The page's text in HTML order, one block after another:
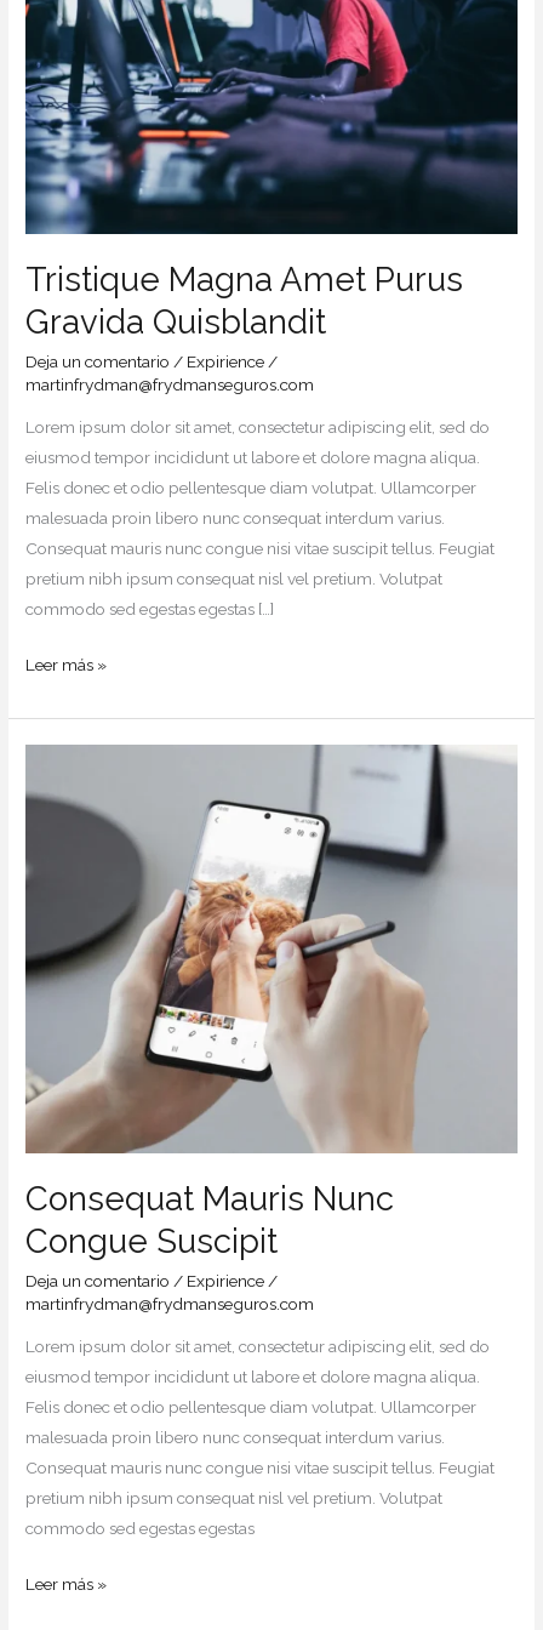
Tristique Magna Amet Purus
Gravida Quisblandit
Deja un comentario / Expirience /
martinfrydman@frydmanseguros.com
Lorem ipsum dolor sit amet, consectetur adipiscing elit, sed do
eiusmod tempor incididunt ut labore et dolore magna aliqua.
Felis donec et odio pellentesque diam volutpat. Ullamcorper
malesuada proin libero nunc consequat interdum varius.
Consequat mauris nunc congue nisi vitae suscipit tellus. Feugiat
pretium nibh ipsum consequat nisl vel pretium. Volutpat
commodo sed egestas egestas […]
Leer más »
Consequat Mauris Nunc
Congue Suscipit
Deja un comentario / Expirience /
martinfrydman@frydmanseguros.com
Lorem ipsum dolor sit amet, consectetur adipiscing elit, sed do
eiusmod tempor incididunt ut labore et dolore magna aliqua.
Felis donec et odio pellentesque diam volutpat. Ullamcorper
malesuada proin libero nunc consequat interdum varius.
Consequat mauris nunc congue nisi vitae suscipit tellus. Feugiat
pretium nibh ipsum consequat nisl vel pretium. Volutpat
commodo sed egestas egestas
Suscipit
Leer más »